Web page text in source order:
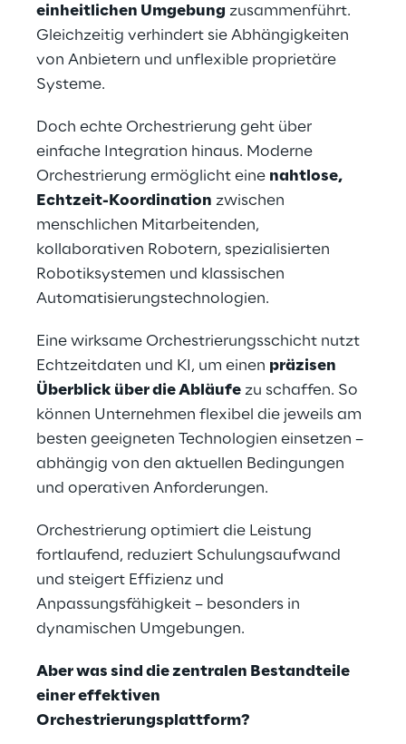
einheitlichen Umgebung zusammenführt.
Gleichzeitig verhindert sie Abhängigkeiten
von Anbietern und unflexible proprietäre
Systeme.
Doch echte Orchestrierung geht über
einfache Integration hinaus. Moderne
Orchestrierung ermöglicht eine nahtlose,
Echtzeit-Koordination zwischen
menschlichen Mitarbeitenden,
kollaborativen Robotern, spezialisierten
Robotiksystemen und klassischen
Automatisierungstechnologien.
Eine wirksame Orchestrierungsschicht nutzt
Echtzeitdaten und KI, um einen präzisen
Überblick über die Abläufe zu schaffen. So
können Unternehmen flexibel die jeweils am
besten geeigneten Technologien einsetzen –
abhängig von den aktuellen Bedingungen
und operativen Anforderungen.
Orchestrierung optimiert die Leistung
fortlaufend, reduziert Schulungsaufwand
und steigert Effizienz und
Anpassungsfähigkeit – besonders in
dynamischen Umgebungen.
Aber was sind die zentralen Bestandteile
einer effektiven
Orchestrierungsplattform?